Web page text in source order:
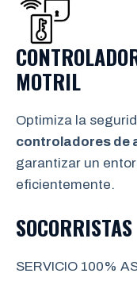
MOTRIL
Optimiza la
controladores de
garantizar un
eficientemente.
SERVICIO 100%